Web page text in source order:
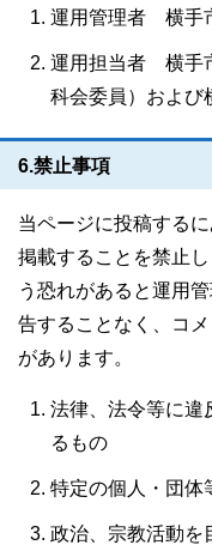
運用管理者 横手
運用担当者 横手
科会委員）および
6.禁止事項
当ページに投稿する
掲載することを禁止
う恐れがあると運用
告することなく、コ
があります。
法律、法令等に違
るもの
特定の個人・団体
政治、宗教活動を